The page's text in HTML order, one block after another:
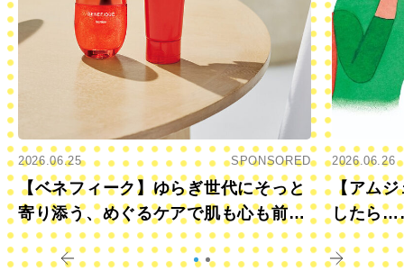
2026.06.25 SPONSORED
【ベネフィーク】ゆらぎ世代にそっと
寄り添う、めぐるケアで肌も心も前向
きに
2026.06.26
【アムジ
したら
すか？